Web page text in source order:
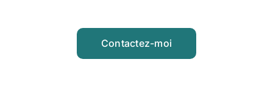
Contactez-moi